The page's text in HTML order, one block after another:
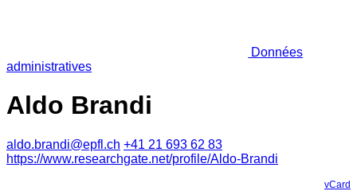
Données
administratives
Aldo Brandi
aldo.brandi@epfl.ch +41 21 693 62 83
https://www.researchgate.net/profile/Aldo-Brandi
vCard